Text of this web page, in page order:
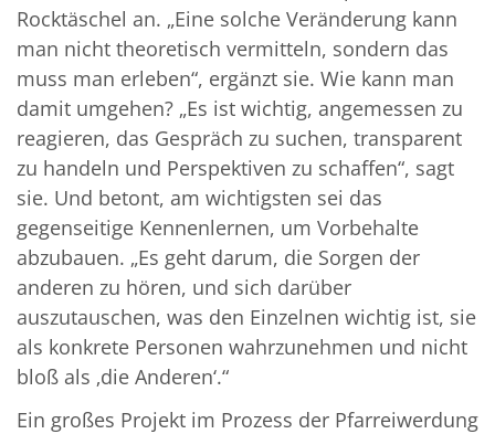
Rocktäschel an. „Eine solche Veränderung kann
man nicht theoretisch vermitteln, sondern das
muss man erleben“, ergänzt sie. Wie kann man
damit umgehen? „Es ist wichtig, angemessen zu
reagieren, das Gespräch zu suchen, transparent
zu handeln und Perspektiven zu schaffen“, sagt
sie. Und betont, am wichtigsten sei das
gegenseitige Kennenlernen, um Vorbehalte
abzubauen. „Es geht darum, die Sorgen der
anderen zu hören, und sich darüber
auszutauschen, was den Einzelnen wichtig ist, sie
als konkrete Personen wahrzunehmen und nicht
bloß als ‚die Anderen‘.“
Ein großes Projekt im Prozess der Pfarreiwerdung